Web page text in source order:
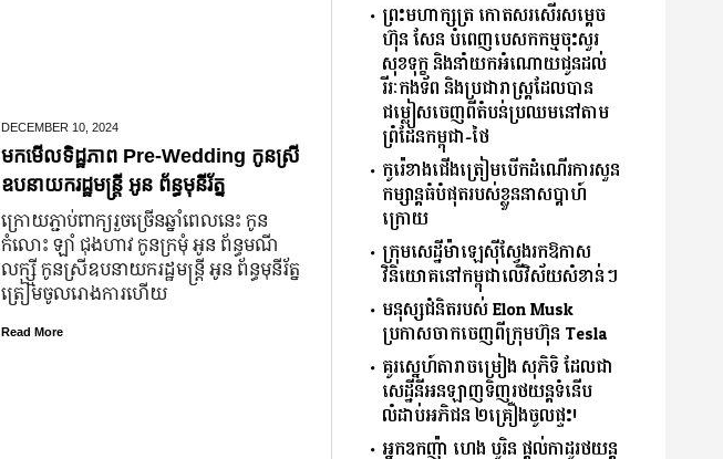
DECEMBER 10, 2024
មកមើលទិដ្ឋភាព Pre-Wedding កូនស្រី
ឧបនាយករដ្ឋមន្រ្តី អូន ព័ន្ធមុនីរ័ត្ន
ក្រោយ​ភ្ជាប់​ពាក្យ​រួច​ច្រើន​ឆ្នាំ​ពេលនេះ កូន
កំលោះ ឡាំ ជុងហាវ កូនក្រមុំ អូន ព័ន្ធមណី
លក្ស្មី កូនស្រី​ឧបនាយករដ្ឋមន្ត្រី អូន ព័ន្ធមុនីរ័ត្ន
ត្រៀម​ចូល​រោងការ​ហើយ
Read More
ព្រះមហាក្សត្រ កោតសរសើរសម្តេច
ហ៊ុន សែន បំពេញបេសកកម្មចុះសួរ
សុខទុក្ខ និងនាំយកអំណោយជូនដល់
រីរៈកងទ័ព និងប្រជារាស្ត្រដែលបាន
ជម្លៀសចេញពីតំបន់ប្រឈមនៅតាម
ព្រំដែនកម្ពុជា-ថៃ
កូរ៉េខាងជើងត្រៀមបើកដំណើរការសួន
កម្សាន្តធំបំផុតរបស់ខ្លួននាសប្ដាហ៍
ក្រោយ
ក្រុមសេដ្ឋីម៉ាឡេស៊ីស្វែងរកឱកាស
វិនិយោគនៅកម្ពុជាលើវិស័យសំខាន់ៗ
មនុស្សជំនិតរបស់ Elon Musk
ប្រកាសចាកចេញពីក្រុមហ៊ុន Tesla
គូរស្នេហ៍តារាចម្រៀង សុភិទិ ដែលជា
សេដ្ឋីនីអនឡាញទិញរថយន្តទំនើប
លំដាប់អភិជន ២គ្រឿងចូលផ្ទះ!
អ្នកឧកញ៉ា ហេង បូរិន ផ្តល់កាដូរថយន្ត